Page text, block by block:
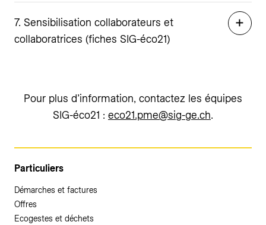
7. Sensibilisation collaborateurs et
collaboratrices (fiches SIG-éco21)
Pour plus d’information, contactez les équipes
SIG-éco21 : eco21.pme@sig-ge.ch.
Particuliers
Démarches et factures
Offres
Ecogestes et déchets